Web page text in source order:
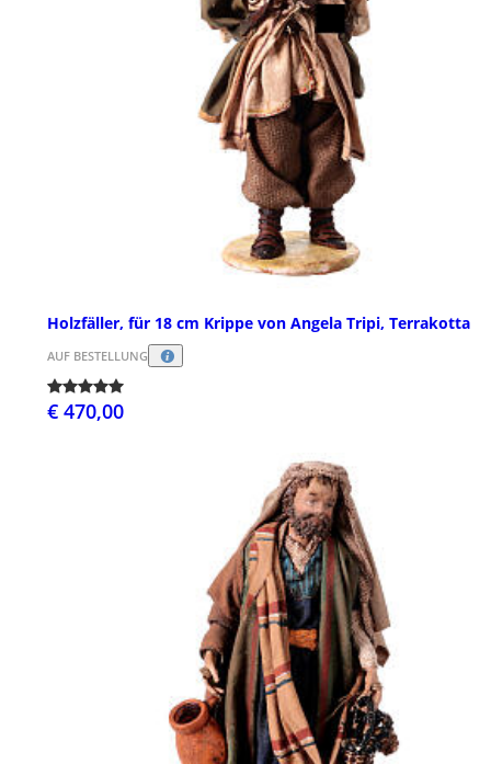
Holzfäller, für 18 cm Krippe von Angela Tripi, Terrakotta
AUF BESTELLUNG
€ 470,00